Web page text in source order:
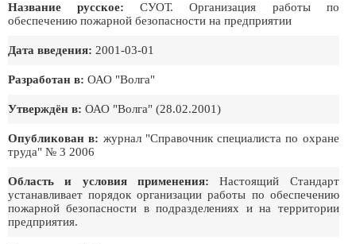
Название русское: СУОТ. Организация работы по
обеспечению пожарной безопасности на предприятии
Дата введения: 2001-03-01
Разработан в: ОАО "Волга"
Утверждён в: ОАО "Волга" (28.02.2001)
Опубликован в: журнал "Справочник специалиста по охране
труда" № 3 2006
Область и условия применения: Настоящий Стандарт
устанавливает порядок организации работы по обеспечению
пожарной безопасности в подразделениях и на территории
предприятия.